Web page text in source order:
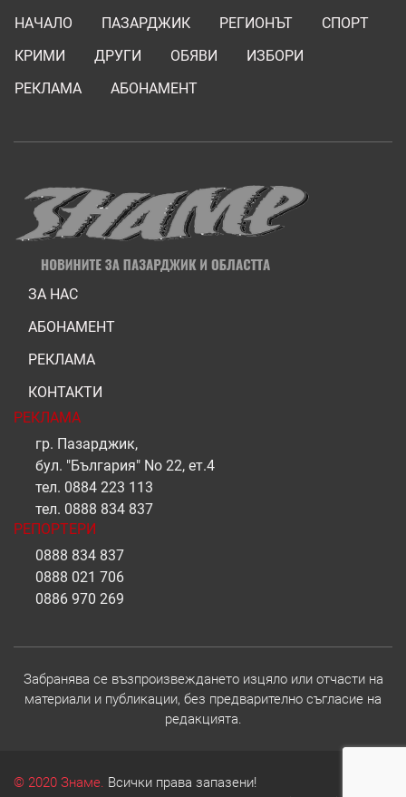
НАЧАЛО ПАЗАРДЖИК РЕГИОНЪТ
СПОРТ
КРИМИ
ДРУГИ ОБЯВИ
ИЗБОРИ
РЕКЛАМА
АБОНАМЕНТ
ЗА НАС
АБОНАМЕНТ
РЕКЛАМА
КОНТАКТИ
РЕКЛАМА
гр. Пазарджик,
бул. "България" No 22, ет.4
тел. 0884 223 113
тел. 0888 834 837
РЕПОРТЕРИ
0888 834 837
0888 021 706
0886 970 269
Забранява се възпроизвеждането изцяло или отчасти на
материали и публикации, без предварително съгласие на
редакцията.
© 2020 Знаме. Всички права запазени!